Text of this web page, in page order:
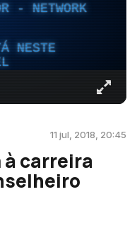
- NETWORK
NESTE
11 jul, 2018, 20:45
à carreira